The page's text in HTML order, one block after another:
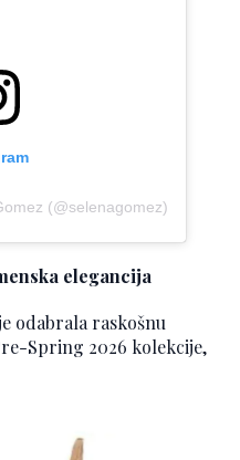
(@selenagomez)
elegancija
odabrala raskošnu
Spring 2026 kolekcije,